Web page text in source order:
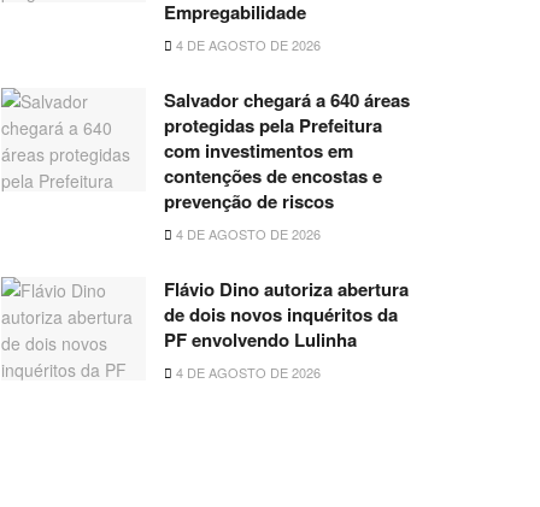
Empregabilidade
4 DE AGOSTO DE 2026
Salvador chegará a 640 áreas
protegidas pela Prefeitura
com investimentos em
contenções de encostas e
prevenção de riscos
4 DE AGOSTO DE 2026
Flávio Dino autoriza abertura
de dois novos inquéritos da
PF envolvendo Lulinha
4 DE AGOSTO DE 2026